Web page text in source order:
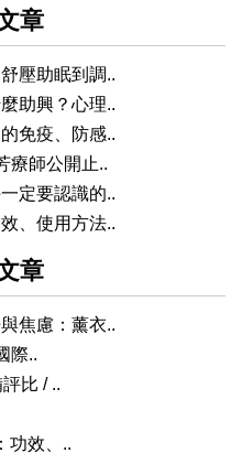
章
壓助眠到調..
助興？心理..
免疫、防感..
療師公開止..
定要認識的..
、使用方法..
章
焦慮：薰衣..
際..
比 / ..
功效、..